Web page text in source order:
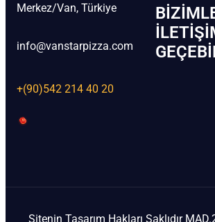
Merkez/Van, Türkiye
info@vanstarpizza.com
+(90)542 214 40 20
Sitenin Tasarım Hakları Saklıdır